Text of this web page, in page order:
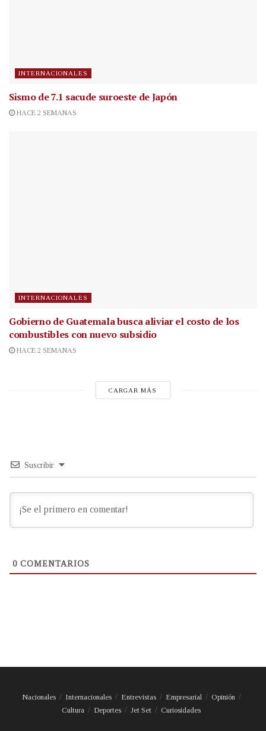
INTERNACIONALES
Sismo de 7.1 sacude suroeste de Japón
HACE 2 SEMANAS
INTERNACIONALES
Gobierno de Guatemala busca aliviar el costo de los
combustibles con nuevo subsidio
HACE 2 SEMANAS
CARGAR MÁS
Suscribir
0 COMENTARIOS
Nacionales Internacionales Entrevistas Empresarial
Opinión
Cultura
Deportes Jet Set Curiosidades